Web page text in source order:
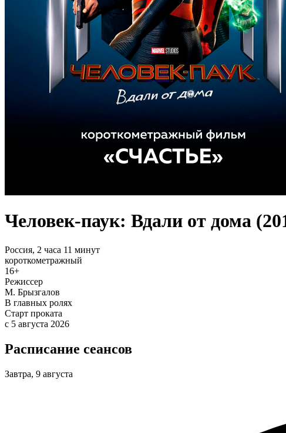
Человек-паук: Вдали от дома
Россия, 2 часа 11 минут
короткометражный
16+
Режиссер
М. Брызгалов
В главных ролях
Старт проката
c 5 августа 2026
Расписание сеансов
Завтра, 9 августа